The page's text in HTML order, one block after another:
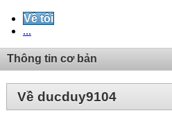
Về tôi
...
Thông tin cơ bản
Về ducduy9104